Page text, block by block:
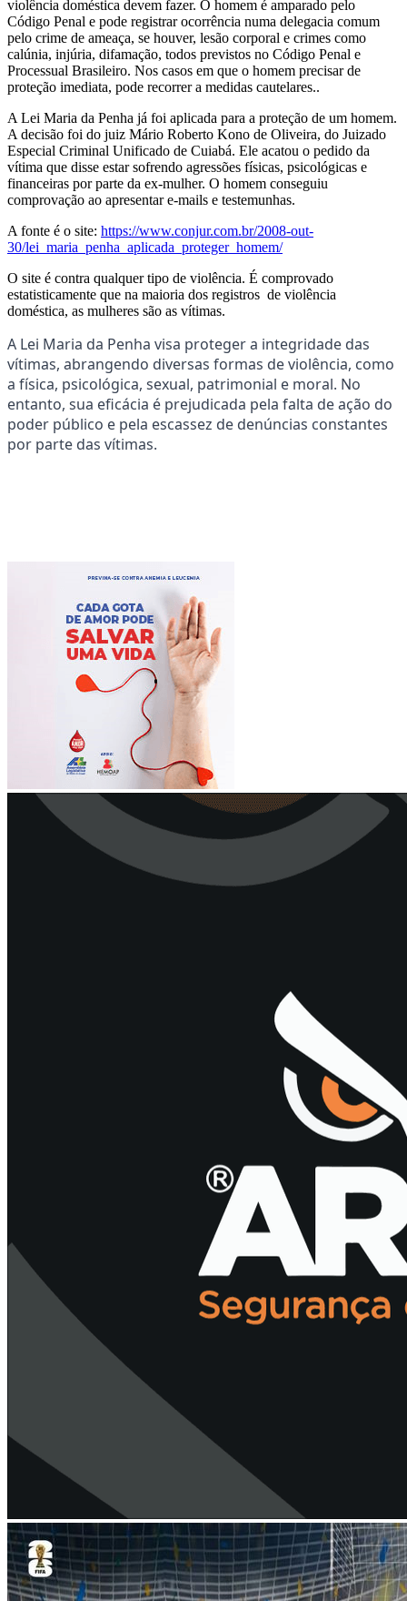
violência doméstica devem fazer. O homem é amparado pelo
Código Penal e pode registrar ocorrência numa delegacia comum
pelo crime de ameaça, se houver, lesão corporal e crimes como
calúnia, injúria, difamação, todos previstos no Código Penal e
Processual Brasileiro. Nos casos em que o homem precisar de
proteção imediata, pode recorrer a medidas cautelares..
A Lei Maria da Penha já foi aplicada para a proteção de um homem.
A decisão foi do juiz Mário Roberto Kono de Oliveira, do Juizado
Especial Criminal Unificado de Cuiabá. Ele acatou o pedido da
vítima que disse estar sofrendo agressões físicas, psicológicas e
financeiras por parte da ex-mulher. O homem conseguiu
comprovação ao apresentar e-mails e testemunhas.
A fonte é o site: https://www.conjur.com.br/2008-out-
30/lei_maria_penha_aplicada_proteger_homem/
O site é contra qualquer tipo de violência. É comprovado
estatisticamente que na maioria dos registros de violência
doméstica, as mulheres são as vítimas.
A Lei Maria da Penha visa proteger a integridade das
vítimas, abrangendo diversas formas de violência, como
a física, psicológica, sexual, patrimonial e moral. No
entanto, sua eficácia é prejudicada pela falta de ação do
poder público e pela escassez de denúncias constantes
por parte das vítimas.